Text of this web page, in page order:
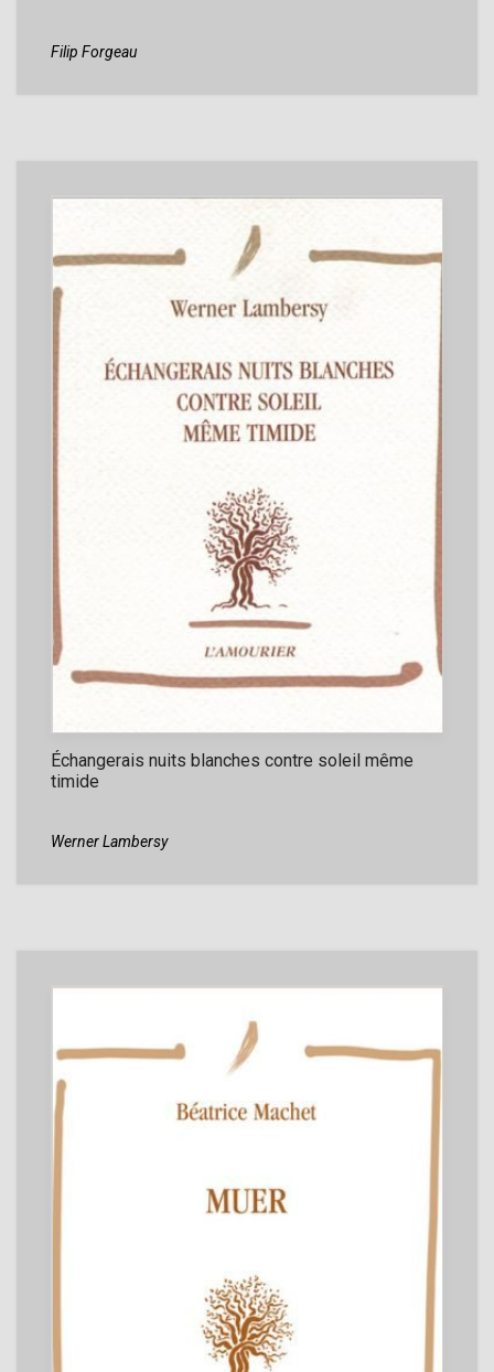
Filip Forgeau
Échangerais nuits blanches contre soleil même
timide
Werner Lambersy